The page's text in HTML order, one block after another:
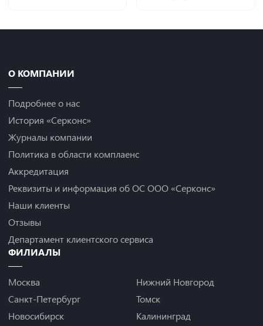
О КОМПАНИИ
Подробнее о нас
История «Серконс»
Журналы компании
Политика в области комплаенс
Аккредитация
Реквизиты и информация об ОС ООО «Серконс»
Наши клиенты
Отзывы
Департамент клиентского сервиса
ФИЛИАЛЫ
Москва
Санкт-Петербург
Новосибирск
Нижний Новгород
Томск
Калининград